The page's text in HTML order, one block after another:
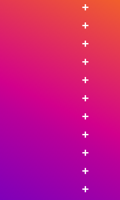
+
+
+
+
+
+
+
+
+
+
+